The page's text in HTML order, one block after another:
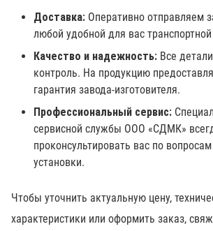
Доставка: Оперативно отправляем
любой удобной для вас
Качество и надежность: Все
контроль. На продукцию
гарантия завода-изготовителя.
Профессиональный сервис:
сервисной службы ООО «СДМК»
проконсультировать вас по
установки.
Чтобы уточнить актуальную цену,
характеристики или оформить заказ,